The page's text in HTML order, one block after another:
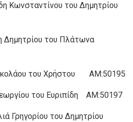
Κωνσταντίνου του Δημητρίου
Δημητρίου του Πλάτωνα
του Χρήστου ΑΜ:50195
του Ευριπίδη ΑΜ:50197
Γρηγορίου του Δημητρίου